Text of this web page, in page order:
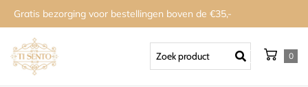
Gratis bezorging voor bestellingen boven de €35,-
0